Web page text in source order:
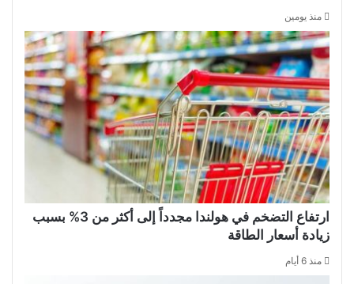
منذ يومين
ارتفاع التضخم في هولندا مجدداً إلى أكثر من 3% بسبب
زيادة أسعار الطاقة
منذ 6 أيام